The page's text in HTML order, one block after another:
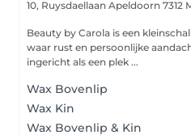
10, Ruysdaellaan Apeldoorn 7312
Beauty by Carola is een
waar rust en persoonlijke
ingericht als een plek ...
Wax Bovenlip
Wax Kin
Wax Bovenlip & Kin